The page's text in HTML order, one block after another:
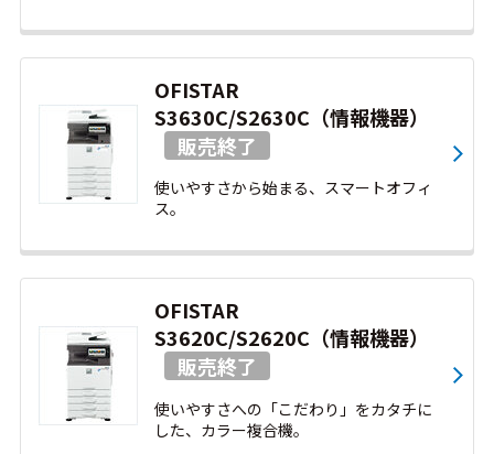
OFISTAR
S3630C/S2630C（情報機器）
使いやすさから始まる、スマートオフィ
ス。
OFISTAR
S3620C/S2620C（情報機器）
使いやすさへの「こだわり」をカタチに
した、カラー複合機。